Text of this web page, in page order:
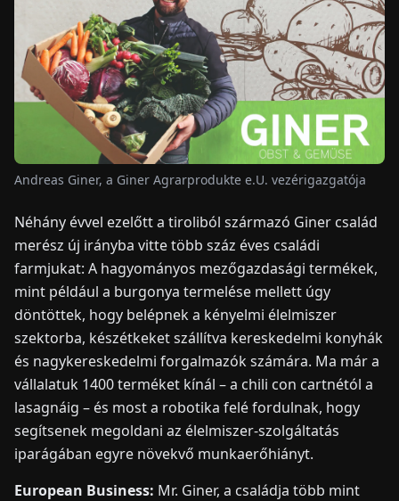
HÍREK
KAPCSOLAT
Andreas Giner, a Giner Agrarprodukte e.U. vezérigazgatója
Néhány évvel ezelőtt a tiroliból származó Giner család
merész új irányba vitte több száz éves családi
farmjukat: A hagyományos mezőgazdasági termékek,
mint például a burgonya termelése mellett úgy
döntöttek, hogy belépnek a kényelmi élelmiszer
szektorba, készétkeket szállítva kereskedelmi konyhák
és nagykereskedelmi forgalmazók számára. Ma már a
vállalatuk 1400 terméket kínál – a chili con cartnétól a
lasagnáig – és most a robotika felé fordulnak, hogy
segítsenek megoldani az élelmiszer-szolgáltatás
iparágában egyre növekvő munkaerőhiányt.
European Business: Mr. Giner, a családja több mint